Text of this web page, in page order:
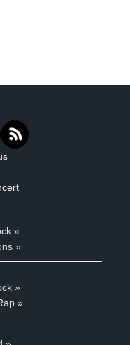
»
»
»
»